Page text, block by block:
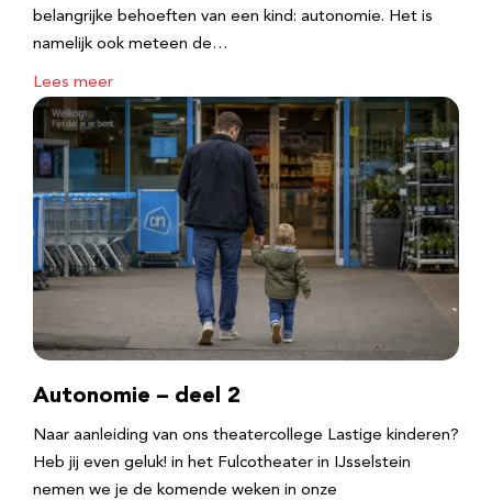
belangrijke behoeften van een kind: autonomie. Het is
namelijk ook meteen de…
Lees meer
Autonomie – deel 2
Naar aanleiding van ons theatercollege Lastige kinderen?
Heb jij even geluk! in het Fulcotheater in IJsselstein
nemen we je de komende weken in onze